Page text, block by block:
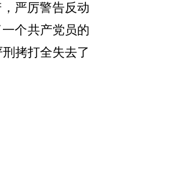
严厉警告反动
个共产党员的
拷打全失去了